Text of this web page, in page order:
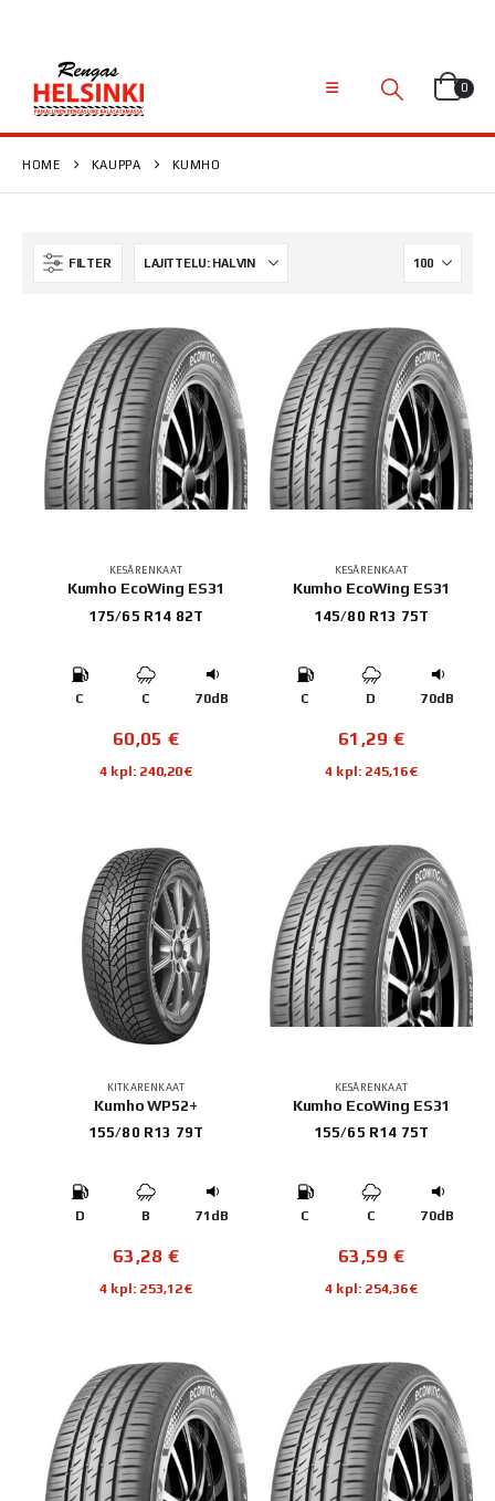
0
HOME KAUPPA KUMHO
FILTER
KESÄRENKAAT
Kumho EcoWing ES31
175/65 R14 82T
C C 70dB
60,05 €
4 kpl: 240,20€
KESÄRENKAAT
Kumho EcoWing ES31
145/80 R13 75T
C D 70dB
61,29 €
4 kpl: 245,16€
KITKARENKAAT
Kumho WP52+
155/80 R13 79T
D B 71dB
63,28 €
4 kpl: 253,12€
KESÄRENKAAT
Kumho EcoWing ES31
155/65 R14 75T
C C 70dB
63,59 €
4 kpl: 254,36€